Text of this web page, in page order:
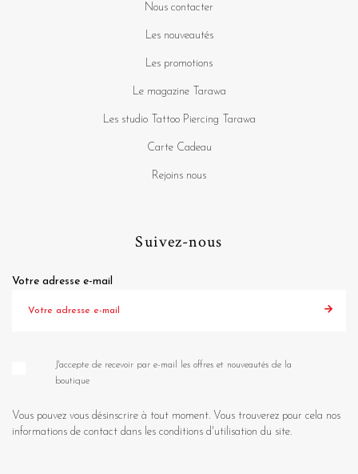
Nous contacter
Les nouveautés
Les promotions
Le magazine Tarawa
Les studio Tattoo Piercing Tarawa
Carte Cadeau
Rejoins nous
Suivez-nous
Votre adresse e-mail
J'accepte de recevoir par e-mail les offres et nouveautés de la
boutique
Vous pouvez vous désinscrire à tout moment. Vous trouverez pour cela nos
informations de contact dans les conditions d'utilisation du site.